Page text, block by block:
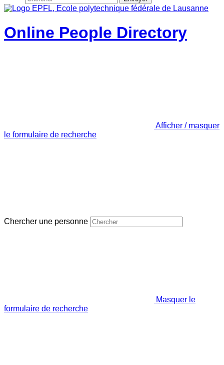
Online People Directory
Afficher / masquer
le formulaire de recherche
Chercher une personne
Masquer le
formulaire de recherche